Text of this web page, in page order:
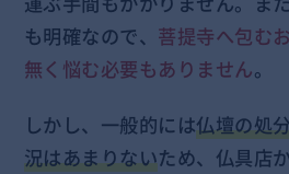
も明確なので、 菩提寺へ包む
無く悩む必要もありません。
しかし、一般的には仏壇の処
況はあまりないため、仏具店